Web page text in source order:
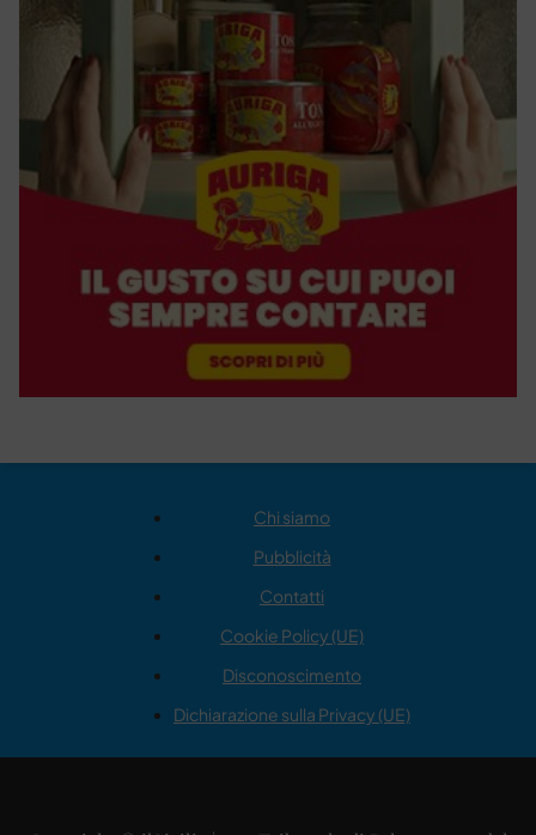
Chi siamo
Pubblicità
Contatti
Cookie Policy (UE)
Disconoscimento
Dichiarazione sulla Privacy (UE)